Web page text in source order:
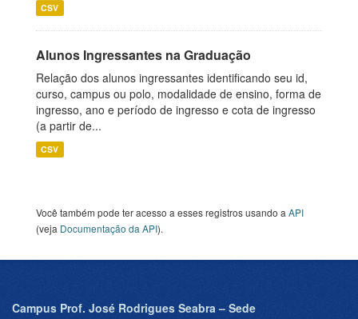
CSV
Alunos Ingressantes na Graduação
Relação dos alunos ingressantes identificando seu id,
curso, campus ou polo, modalidade de ensino, forma de
ingresso, ano e período de ingresso e cota de ingresso
(a partir de...
CSV
Você também pode ter acesso a esses registros usando a API
(veja Documentação da API).
Campus Prof. José Rodrigues Seabra – Sede